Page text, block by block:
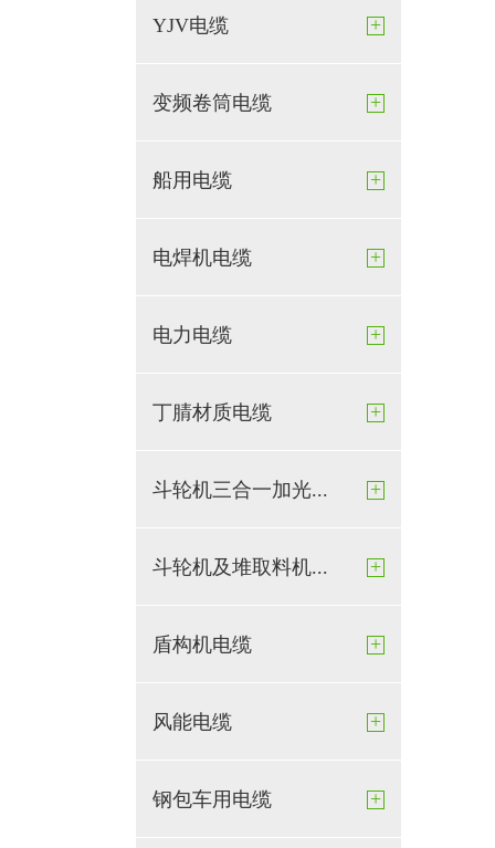
YJV电缆 +
变频卷筒电缆 +
船用电缆 +
电焊机电缆 +
电力电缆 +
丁腈材质电缆 +
斗轮机三合一加光... +
斗轮机及堆取料机... +
盾构机电缆 +
风能电缆 +
钢包车用电缆 +